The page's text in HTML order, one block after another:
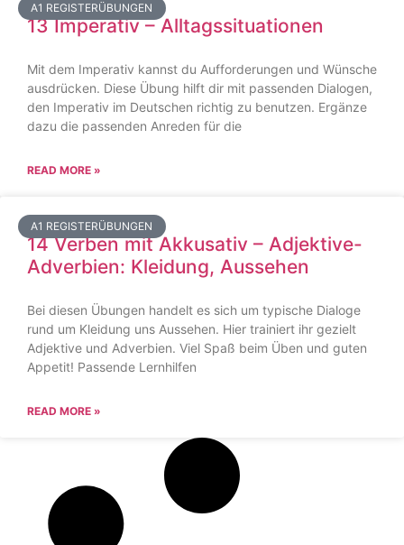
A1 REGISTERÜBUNGEN
13 Imperativ – Alltagssituationen
Mit dem Imperativ kannst du Aufforderungen und Wünsche
ausdrücken. Diese Übung hilft dir mit passenden Dialogen,
den Imperativ im Deutschen richtig zu benutzen. Ergänze
dazu die passenden Anreden für die
READ MORE »
A1 REGISTERÜBUNGEN
14 Verben mit Akkusativ – Adjektive-
Adverbien: Kleidung, Aussehen
Bei diesen Übungen handelt es sich um typische Dialoge
rund um Kleidung uns Aussehen. Hier trainiert ihr gezielt
Adjektive und Adverbien. Viel Spaß beim Üben und guten
Appetit! Passende Lernhilfen
READ MORE »